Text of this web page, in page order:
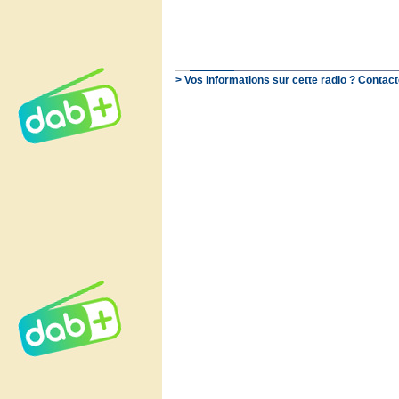
> Vos informations sur cette radio ?